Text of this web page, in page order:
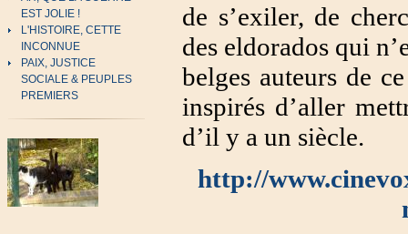
EST JOLIE !
L'HISTOIRE, CETTE
INCONNUE
PAIX, JUSTICE
SOCIALE & PEUPLES
PREMIERS
de s’exiler, de
des eldorados qui
belges auteurs de
inspirés d’aller
d’il y a un siècle.
http://